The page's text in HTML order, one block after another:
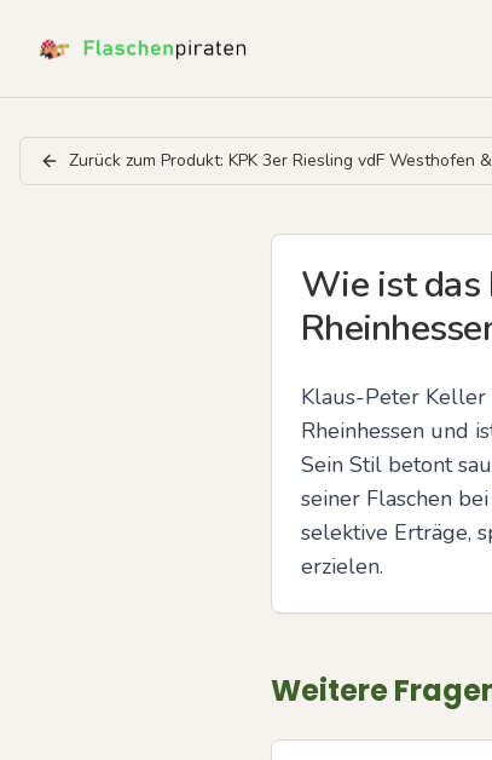
Zurück zum Produkt: KPK 3er Riesling vdF Westhofen
Wie ist das
Klaus-Peter
Rheinhessen und
Sein Stil betont
seiner Flaschen
selektive Erträge,
erzielen.
Weitere